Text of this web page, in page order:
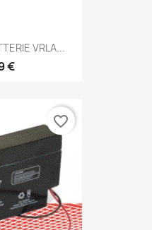
VRLA...
€
favorite_border